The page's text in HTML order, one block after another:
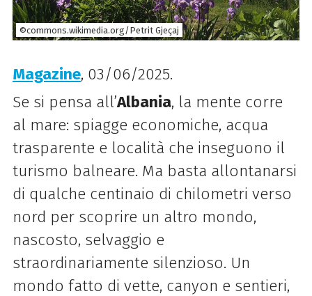
©commons.wikimedia.org/Petrit Gjeçaj
Magazine, 03/06/2025.
Se si pensa all’Albania, la mente corre
al mare: spiagge economiche, acqua
trasparente e località che inseguono il
turismo balneare. Ma basta allontanarsi
di qualche centinaio di chilometri verso
nord per scoprire un altro mondo,
nascosto, selvaggio e
straordinariamente silenzioso. Un
mondo fatto di vette, canyon e sentieri,